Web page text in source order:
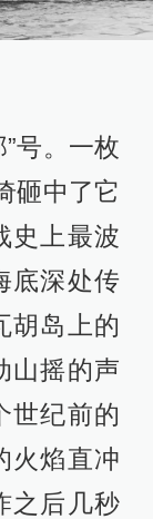
号。一枚
砸中了它
史上最波
底深处传
胡岛上的
山摇的声
世纪前的
火焰直冲
之后几秒